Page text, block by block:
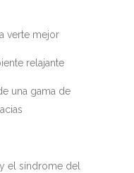
verte mejor
relajante
una gama de
el síndrome del